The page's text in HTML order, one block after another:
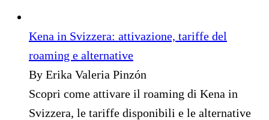
Kena in Svizzera: attivazione, tariffe del
roaming e alternative
By Erika Valeria Pinzón
Scopri come attivare il roaming di Kena in
Svizzera, le tariffe disponibili e le alternative